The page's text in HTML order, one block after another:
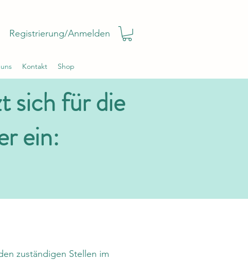
Registrierung/Anmelden
Kontakt Shop
sich für die
ein:
zuständigen Stellen im